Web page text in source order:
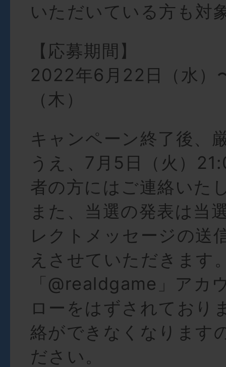
いただいている方も対
【応募期間】
2022年6月22日（水）
（木）
キャンペーン終了後、
うえ、7月5日（火）
者の方にはご連絡いた
また、当選の発表は当
レクトメッセージの送
えさせていただきます
「@realdgame」アカ
ローをはずされており
絡ができなくなります
ださい。